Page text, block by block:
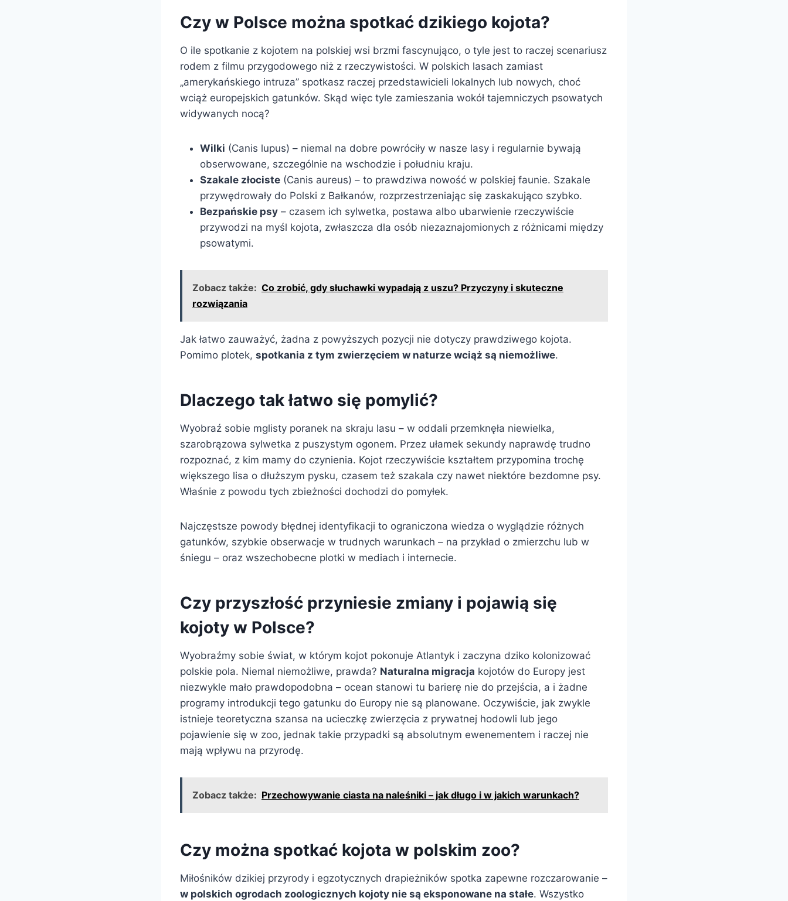
Czy w Polsce można spotkać dzikiego kojota?
O ile spotkanie z kojotem na polskiej wsi brzmi fascynująco, o tyle jest to raczej scenariusz
rodem z filmu przygodowego niż z rzeczywistości. W polskich lasach zamiast
„amerykańskiego intruza” spotkasz raczej przedstawicieli lokalnych lub nowych, choć
wciąż europejskich gatunków. Skąd więc tyle zamieszania wokół tajemniczych psowatych
widywanych nocą?
Wilki (Canis lupus) – niemal na dobre powróciły w nasze lasy i regularnie bywają
obserwowane, szczególnie na wschodzie i południu kraju.
Szakale złociste (Canis aureus) – to prawdziwa nowość w polskiej faunie. Szakale
przywędrowały do Polski z Bałkanów, rozprzestrzeniając się zaskakująco szybko.
Bezpańskie psy – czasem ich sylwetka, postawa albo ubarwienie rzeczywiście
przywodzi na myśl kojota, zwłaszcza dla osób niezaznajomionych z różnicami między
psowatymi.
Zobacz także: Co zrobić, gdy słuchawki wypadają z uszu? Przyczyny i skuteczne
rozwiązania
Jak łatwo zauważyć, żadna z powyższych pozycji nie dotyczy prawdziwego kojota.
Pomimo plotek, spotkania z tym zwierzęciem w naturze wciąż są niemożliwe.
Dlaczego tak łatwo się pomylić?
Wyobraź sobie mglisty poranek na skraju lasu – w oddali przemknęła niewielka,
szarobrązowa sylwetka z puszystym ogonem. Przez ułamek sekundy naprawdę trudno
rozpoznać, z kim mamy do czynienia. Kojot rzeczywiście kształtem przypomina trochę
większego lisa o dłuższym pysku, czasem też szakala czy nawet niektóre bezdomne psy.
Właśnie z powodu tych zbieżności dochodzi do pomyłek.
Najczęstsze powody błędnej identyfikacji to ograniczona wiedza o wyglądzie różnych
gatunków, szybkie obserwacje w trudnych warunkach – na przykład o zmierzchu lub w
śniegu – oraz wszechobecne plotki w mediach i internecie.
Czy przyszłość przyniesie zmiany i pojawią się
kojoty w Polsce?
Wyobraźmy sobie świat, w którym kojot pokonuje Atlantyk i zaczyna dziko kolonizować
polskie pola. Niemal niemożliwe, prawda? Naturalna migracja kojotów do Europy jest
niezwykle mało prawdopodobna – ocean stanowi tu barierę nie do przejścia, a i żadne
programy introdukcji tego gatunku do Europy nie są planowane. Oczywiście, jak zwykle
istnieje teoretyczna szansa na ucieczkę zwierzęcia z prywatnej hodowli lub jego
pojawienie się w zoo, jednak takie przypadki są absolutnym ewenementem i raczej nie
mają wpływu na przyrodę.
Zobacz także: Przechowywanie ciasta na naleśniki – jak długo i w jakich warunkach?
Czy można spotkać kojota w polskim zoo?
Miłośników dzikiej przyrody i egzotycznych drapieżników spotka zapewne rozczarowanie –
w polskich ogrodach zoologicznych kojoty nie są eksponowane na stałe. Wszystko